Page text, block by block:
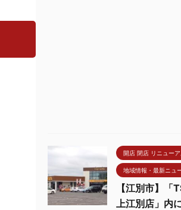
開店 閉店 リニュー
地域情報・最新ニュ
【江別市】「
上江別店」内